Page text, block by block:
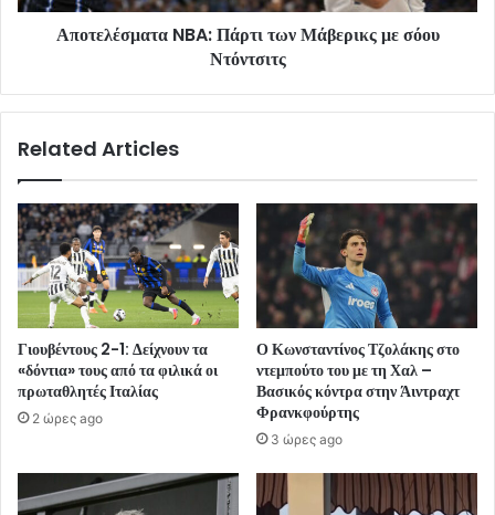
Αποτελέσματα NBA: Πάρτι των Μάβερικς με σόου
Ντόντσιτς
Related Articles
Γιουβέντους 2-1: Δείχνουν τα
«δόντια» τους από τα φιλικά οι
πρωταθλητές Ιταλίας
2 ώρες ago
Ο Κωνσταντίνος Τζολάκης στο
ντεμπούτο του με τη Χαλ –
Βασικός κόντρα στην Άιντραχτ
Φρανκφούρτης
3 ώρες ago